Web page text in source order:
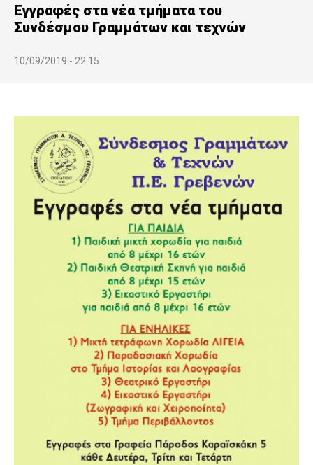
Εγγραφές στα νέα τμήματα του
Συνδέσμου Γραμμάτων και τεχνών
10/09/2019 - 22:15